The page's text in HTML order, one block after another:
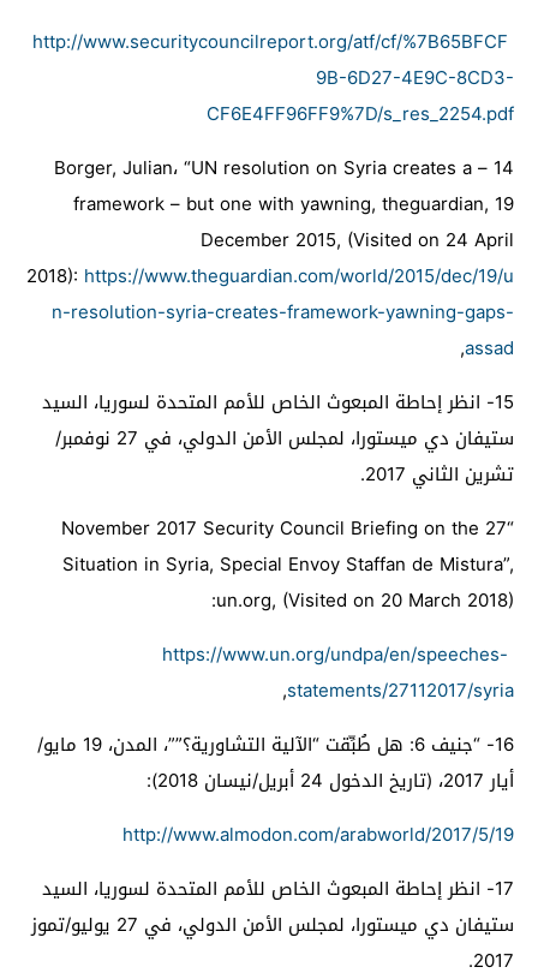
http://www.securitycouncilreport.org/atf/cf/%7B65BFCF
9B-6D27-4E9C-8CD3-
CF6E4FF96FF9%7D/s_res_2254.pdf
14
–
Borger, Julian،“UN resolution on Syria creates a
framework – but one with yawning, theguardian, 19
December 2015, (Visited on 24 April
2018): https://www.theguardian.com/world/2015/dec/19/u
n-resolution-syria-creates-framework-yawning-gaps-
assad
,
15- انظر إحاطة المبعوث الخاص للأمم المتحدة لسوريا، السيد
ستيفان دي ميستورا، لمجلس الأمن الدولي، في 27 نوفمبر/
تشرين الثاني 2017.
“27
November 2017 Security Council Briefing on the
Situation in Syria, Special Envoy Staffan de Mistura”,
un.org, (Visited on 20 March 2018)
:
https://www.un.org/undpa/en/speeches-
statements/27112017/syria
,
16-
“جنيف 6: هل طُبِّقت “الآلية التشاورية؟””، المدن، 19 مايو/
أيار 2017، (تاريخ الدخول 24 أبريل/نيسان 2018):
http://www.almodon.com/arabworld/2017/5/19
17- انظر إحاطة المبعوث الخاص للأمم المتحدة لسوريا، السيد
ستيفان دي ميستورا، لمجلس الأمن الدولي، في 27 يوليو/تموز
2017.